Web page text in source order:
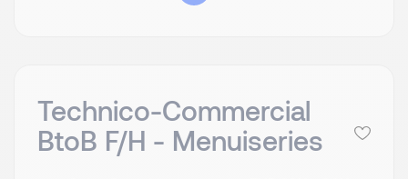
Technico-Commercial
BtoB F/H - Menuiseries